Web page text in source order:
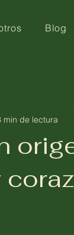
Blog
min de lectura